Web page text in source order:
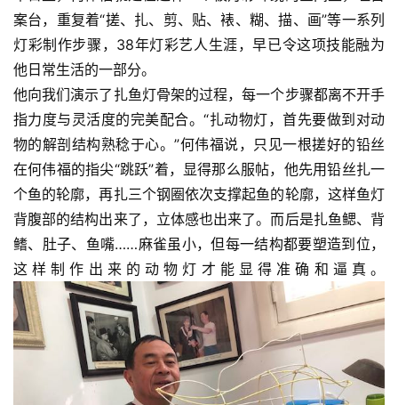
案台，重复着“搓、扎、剪、贴、裱、糊、描、画”等一系列
灯彩制作步骤，38年灯彩艺人生涯，早已令这项技能融为
他日常生活的一部分。
他向我们演示了扎鱼灯骨架的过程，每一个步骤都离不开手
指力度与灵活度的完美配合。“扎动物灯，首先要做到对动
物的解剖结构熟稔于心。”何伟福说，只见一根搓好的铅丝
在何伟福的指尖“跳跃”着，显得那么服帖，他先用铅丝扎一
个鱼的轮廓，再扎三个钢圈依次支撑起鱼的轮廓，这样鱼灯
背腹部的结构出来了，立体感也出来了。而后是扎鱼鳃、背
鳍、肚子、鱼嘴……麻雀虽小，但每一结构都要塑造到位，
这样制作出来的动物灯才能显得准确和逼真。